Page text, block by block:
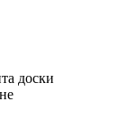
доски